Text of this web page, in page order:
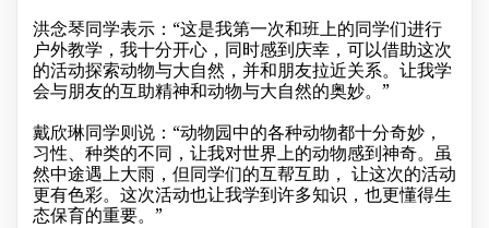
洪念琴同学表示：“这是我第一次和班上的同学们进行
户外教学，我十分开心，同时感到庆幸，可以借助这次
的活动探索动物与大自然，并和朋友拉近关系。让我学
会与朋友的互助精神和动物与大自然的奥妙。”
戴欣琳同学则说：“动物园中的各种动物都十分奇妙，
习性、种类的不同，让我对世界上的动物感到神奇。虽
然中途遇上大雨，但同学们的互帮互助， 让这次的活动
更有色彩。这次活动也让我学到许多知识，也更懂得生
态保育的重要。”